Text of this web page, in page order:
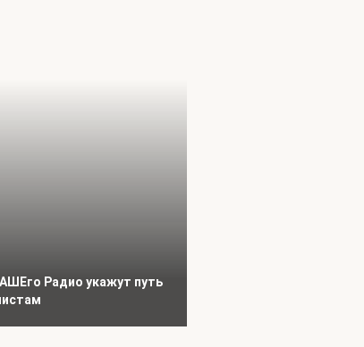
Радио укажут путь